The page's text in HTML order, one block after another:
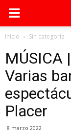
Inicio Sin categoría
MÚSICA
Varias
Placer
8 marzo 2022